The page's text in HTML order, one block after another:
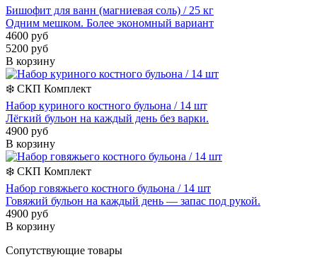
Бишофит для ванн (магниевая соль) / 25 кг
Одним мешком. Более экономный вариант
4600 руб
5200 руб
В корзину
❄️ СКП Комплект
Набор куриного костного бульона / 14 шт
Лёгкий бульон на каждый день без варки.
4900 руб
В корзину
❄️ СКП Комплект
Набор говяжьего костного бульона / 14 шт
Говяжий бульон на каждый день — запас под рукой.
4900 руб
В корзину
Сопутствующие товары